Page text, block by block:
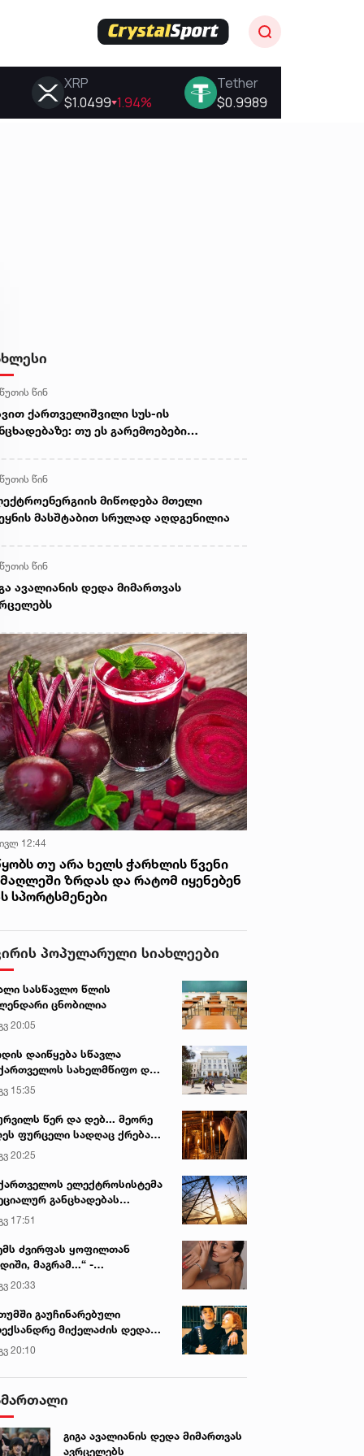
წინ
ქართველიშვილი სუს-ის
თუ ეს გარემოებები
- საუბარი იქნება
მცდელობაზე,
სივრცეში შეიქმნას
იმყოფებიან
წინ
მიწოდება მთელი
მასშტაბით სრულად აღდგენილია
წინ
ავალიანის დედა მიმართვას
12:44
თუ არა ხელს ჭარხლის წვენი
ზრდას და რატომ იყენებენ
სპორტსმენები
პოპულარული სიახლეები
სასწავლო წლის
ცნობილია
20:05
დაიწყება სწავლა
სახელმწიფო და
უნივერსიტეტებში
15:35
წერ და დებ... მეორე
ფურცელი სადღაც ქრება
სურვილი სრულდება...“ -
ტაძარი შიდა
20:25
ელექტროსისტემა
განცხადებას
17:51
ძვირფას ყოფილთან
მაგრამ...“ -
პაიჭაძის
აღიარება
20:33
გაუჩინარებული
მიქელაძის დედა
ავრცელებს
20:10
გიგა ავალიანის დედა მიმართვას
ავრცელებს